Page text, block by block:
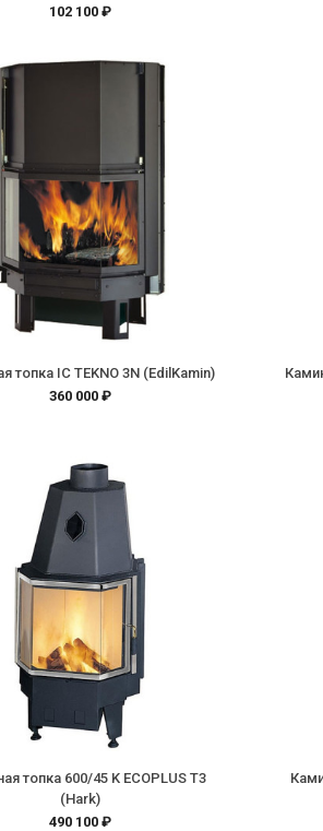
102 100 ₽
топка IC TEKNO 3N (EdilKamin)
360 000 ₽
топка 600/45 K ECOPLUS T3
(Hark)
490 100 ₽